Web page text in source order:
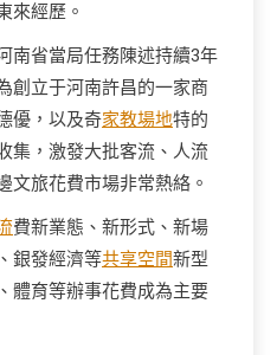
來經歷。
南省當局任務陳述持續3年
創立于河南許昌的一家商
優，以及奇家教場地特的
集，激發大批客流、人流
文旅花費市場非常熱絡。
費新業態、新形式、新場
銀發經濟等共享空間新型
體育等辦事花費成為主要